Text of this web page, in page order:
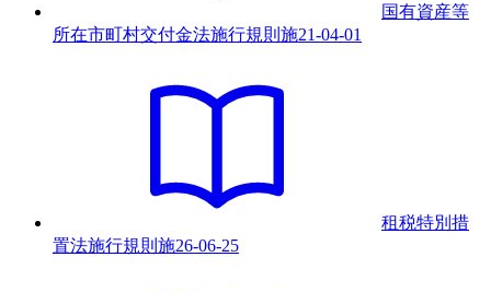
国有資産等
所在市町村交付金法施行規則 施21-04-01
租税特別措
置法施行規則 施26-06-25